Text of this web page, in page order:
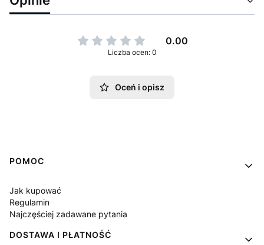
0.00
Liczba ocen: 0
Oceń i opisz
Linki w stopce
POMOC
Jak kupować
Regulamin
Najczęściej zadawane pytania
DOSTAWA I PŁATNOŚĆ